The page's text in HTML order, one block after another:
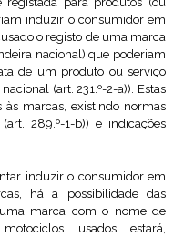
induzir o consumidor em
o registo de uma marca
nacional) que poderiam
de um produto ou serviço
(art. 231.º-2-a)). Estas
às marcas, existindo normas
289.º-1-b)) e indicações
induzir o consumidor em
há a possibilidade das
marca com o nome de
usados estará,